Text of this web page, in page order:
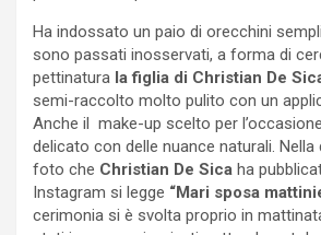
Ha indossato un paio di orecchini
sono passati inosservati, a forma di
pettinatura la figlia di Christian De
semi-raccolto molto pulito con un
Anche il make-up scelto per
delicato con delle nuance naturali. Nella
foto che Christian De Sica ha
Instagram si legge “Mari sposa
cerimonia si è svolta proprio in